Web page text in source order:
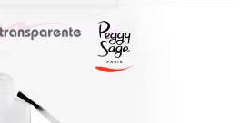
TRANSPARENTE
PINCEAU PEGGY
SAGE